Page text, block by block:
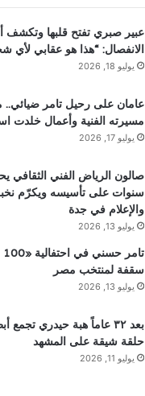
عبير صبري تفتح قلبها وتكشف
الانفصال: “هذا هو عقابي لأي
يوليو 18, 2026
عامان على رحيل تامر
مسيرته الفنية وأعمال خلدت
يوليو 17, 2026
سنوات على تأسيسه ويكرّم
والإعلام في جدة
يوليو 13, 2026
سقفة لمنتخب مصر
يوليو 13, 2026
بعد ٣٢ عاماً هبة حيدري
حلقة شيقة على المشهد
يوليو 11, 2026